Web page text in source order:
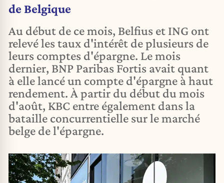
de Belgique
Au début de ce mois, Belfius et ING ont
relevé les taux d'intérêt de plusieurs de
leurs comptes d'épargne. Le mois
dernier, BNP Paribas Fortis avait quant
à elle lancé un compte d'épargne à haut
rendement. À partir du début du mois
d'août, KBC entre également dans la
bataille concurrentielle sur le marché
belge de l'épargne.